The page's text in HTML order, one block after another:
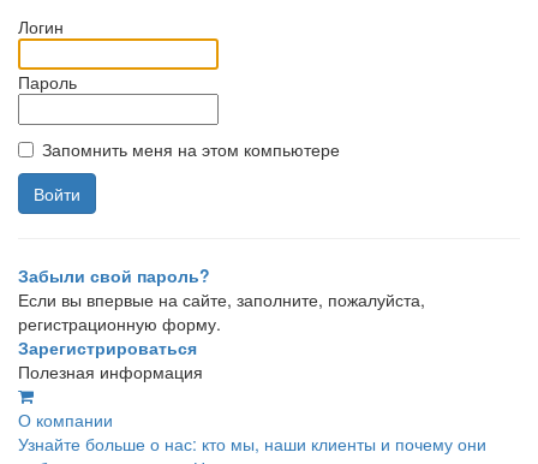
Логин
Пароль
Запомнить меня на этом компьютере
Забыли свой пароль?
Если вы впервые на сайте, заполните, пожалуйста,
регистрационную форму.
Зарегистрироваться
Полезная информация
О компании
Узнайте больше о нас: кто мы, наши клиенты и почему они